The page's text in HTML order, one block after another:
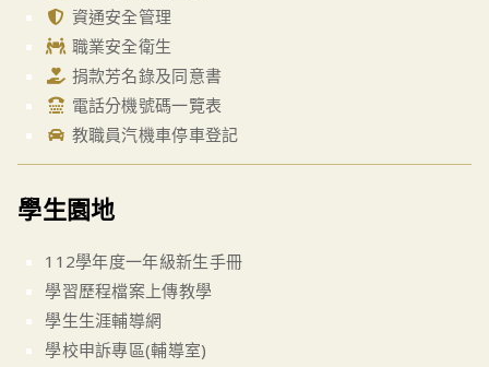
資通安全管理
職業安全衛生
捐款芳名錄及同意書
電話分機號碼一覽表
教職員汽機車停車登記
學生園地
112學年度一年級新生手冊
學習歷程檔案上傳教學
學生生涯輔導網
學校申訴專區(輔導室)